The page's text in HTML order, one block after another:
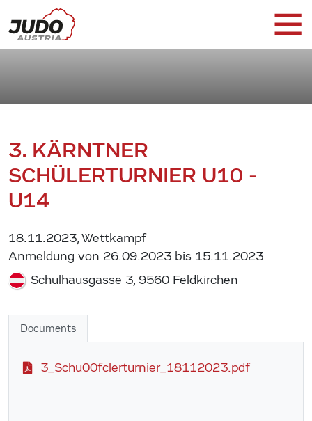
3. KÄRNTNER
SCHÜLERTURNIER U10 -
U14
18.11.2023, Wettkampf
Anmeldung von 26.09.2023 bis 15.11.2023
Schulhausgasse 3, 9560 Feldkirchen
Documents
3_Schu00fclerturnier_18112023.pdf